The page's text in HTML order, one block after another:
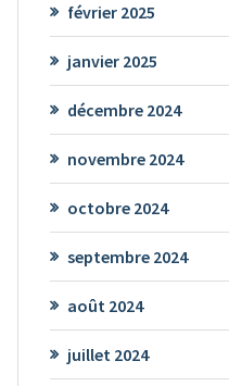
février 2025
janvier 2025
décembre 2024
novembre 2024
octobre 2024
septembre 2024
août 2024
juillet 2024